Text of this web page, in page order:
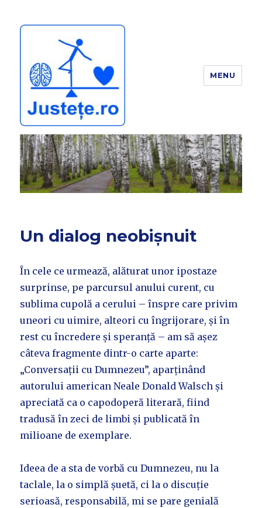
JUSTEȚE
MENU
Un dialog neobișnuit
În cele ce urmează, alăturat unor ipostaze
surprinse, pe parcursul anului curent, cu
sublima cupolă a cerului – înspre care privim
uneori cu uimire, alteori cu îngrijorare, și în
rest cu încredere și speranță – am să așez
câteva fragmente dintr-o carte aparte:
„Conversații cu Dumnezeu”, aparținând
autorului american Neale Donald Walsch și
apreciată ca o capodoperă literară, fiind
tradusă în zeci de limbi și publicată în
milioane de exemplare.
Ideea de a sta de vorbă cu Dumnezeu, nu la
taclale, la o simplă șuetă, ci la o discuție
serioasă, responsabilă, mi se pare genială